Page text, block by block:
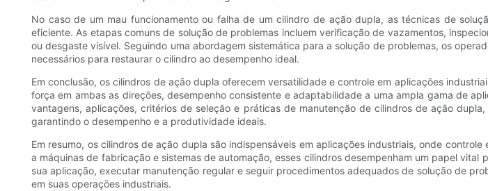
No caso de um mau funcionamento ou falha de um cilindro de ação dupla, as técnicas de
eficiente. As etapas comuns de solução de problemas incluem verificação de vazamentos,
ou desgaste visível. Seguindo uma abordagem sistemática para a solução de problemas, os
necessários para restaurar o cilindro ao desempenho ideal.
Em conclusão, os cilindros de ação dupla oferecem versatilidade e controle em aplicações
força em ambas as direções, desempenho consistente e adaptabilidade a uma ampla gama de
vantagens, aplicações, critérios de seleção e práticas de manutenção de cilindros de ação
garantindo o desempenho e a produtividade ideais.
Em resumo, os cilindros de ação dupla são indispensáveis ​​em aplicações industriais, onde
a máquinas de fabricação e sistemas de automação, esses cilindros desempenham um papel
sua aplicação, executar manutenção regular e seguir procedimentos adequados de solução de
em suas operações industriais.